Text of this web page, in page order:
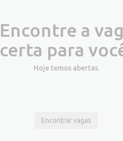
Encontre a
certa para
Hoje temos abertas.
Encontrar vagas